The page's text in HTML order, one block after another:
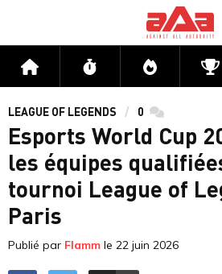
Accueil Flux Directs
LEAGUE OF LEGENDS 0 commentaires
Esports World Cup
les équipes
tournoi League of
Paris
Publié par Flamm le 22 juin 2026